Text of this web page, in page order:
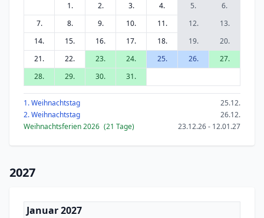
1.
2. 3. 4. 5.
6.
7.
8. 9. 10. 11. 12.
13.
14.
15. 16. 17. 18. 19.
20.
21.
22. 23. 24. 25. 26.
27.
28.
29. 30. 31.
1. Weihnachtstag
25.12.
2. Weihnachtstag
26.12.
Weihnachtsferien 2026 (21 Tage) 23.12.26 - 12.01.27
2027
Januar 2027